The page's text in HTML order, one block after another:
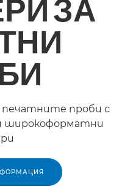
ЗА
печатните проби с
широкоформатни